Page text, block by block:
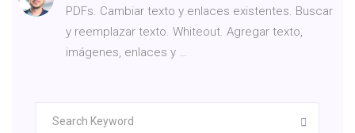
PDFs. Cambiar texto y enlaces existentes. Buscar
y reemplazar texto. Whiteout. Agregar texto,
imágenes, enlaces y …